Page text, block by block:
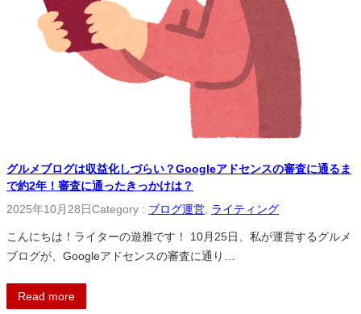
グルメブログは収益化しづらい？Googleアドセンスの審査に通るま
で約2年！審査に通ったきっかけは？
2025年10月28日Category : ブログ運営 ライティング
こんにちは！ライターの遊雅です！ 10月25日、私が運営するグルメ
ブログが、Googleアドセンスの審査に通り…
Read more